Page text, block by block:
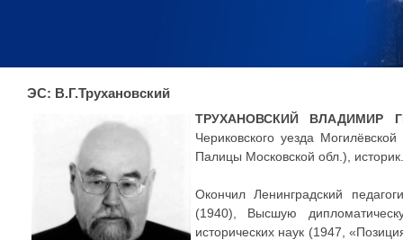
ЭС: В.Г.Трухановский
ТРУХАНОВСКИЙ ВЛАДИМИР
Чериковского уезда
Палицы Московской обл.), историк.
Окончил Ленинградский
(1940), Высшую
исторических наук (1947,